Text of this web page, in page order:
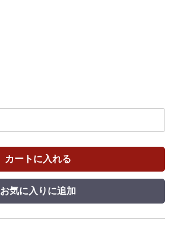
カートに入れる
お気に入りに追加